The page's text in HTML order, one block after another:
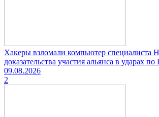
Хакеры взломали компьютер
доказательства участия альянса в ударах по
09.08.2026
2